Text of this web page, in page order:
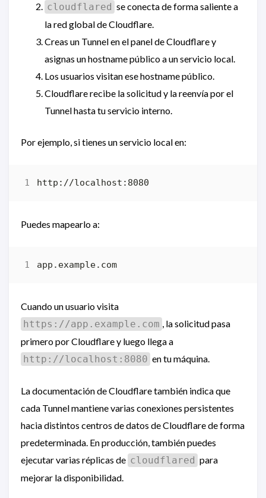
cloudflared se conecta de forma saliente a
la red global de Cloudflare.
Creas un Tunnel en el panel de Cloudflare y
asignas un hostname público a un servicio local.
Los usuarios visitan ese hostname público.
Cloudflare recibe la solicitud y la reenvía por el
Tunnel hasta tu servicio interno.
Por ejemplo, si tienes un servicio local en:
Puedes mapearlo a:
Cuando un usuario visita
https://app.example.com , la solicitud pasa
primero por Cloudflare y luego llega a
http://localhost:8080 en tu máquina.
La documentación de Cloudflare también indica que
cada Tunnel mantiene varias conexiones persistentes
hacia distintos centros de datos de Cloudflare de forma
predeterminada. En producción, también puedes
ejecutar varias réplicas de cloudflared para
mejorar la disponibilidad.